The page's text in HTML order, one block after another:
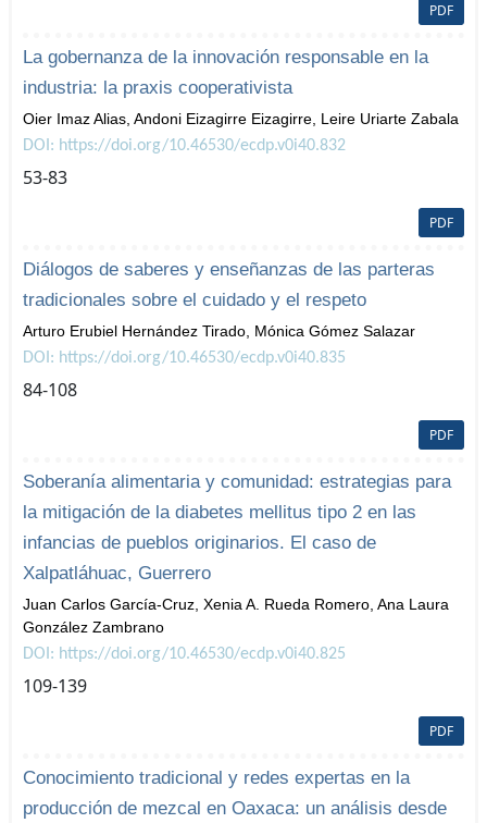
PDF
La gobernanza de la innovación responsable en la
industria: la praxis cooperativista
Oier Imaz Alias, Andoni Eizagirre Eizagirre, Leire Uriarte Zabala
DOI: https://doi.org/10.46530/ecdp.v0i40.832
53-83
PDF
Diálogos de saberes y enseñanzas de las parteras
tradicionales sobre el cuidado y el respeto
Arturo Erubiel Hernández Tirado, Mónica Gómez Salazar
DOI: https://doi.org/10.46530/ecdp.v0i40.835
84-108
PDF
Soberanía alimentaria y comunidad: estrategias para
la mitigación de la diabetes mellitus tipo 2 en las
infancias de pueblos originarios. El caso de
Xalpatláhuac, Guerrero
Juan Carlos García-Cruz, Xenia A. Rueda Romero, Ana Laura
González Zambrano
DOI: https://doi.org/10.46530/ecdp.v0i40.825
109-139
PDF
Conocimiento tradicional y redes expertas en la
producción de mezcal en Oaxaca: un análisis desde